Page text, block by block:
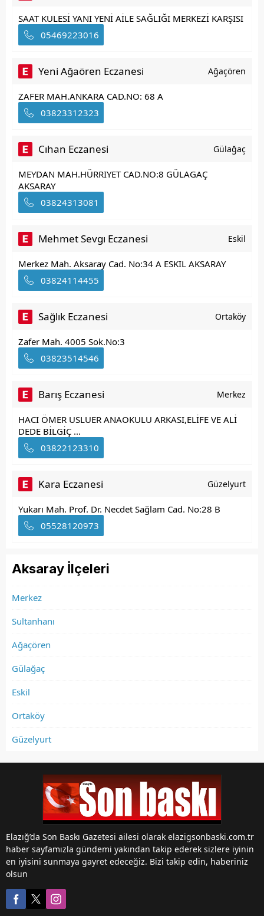
SAAT KULESİ YANI YENİ AİLE SAĞLIĞI MERKEZİ KARŞISI
05469223016
Yeni Ağaören Eczanesi Ağaçören
ZAFER MAH.ANKARA CAD.NO: 68 A
03823312323
Cıhan Eczanesi Gülağaç
MEYDAN MAH.HÜRRIYET CAD.NO:8 GÜLAGAÇ
AKSARAY
03824313081
Mehmet Sevgı Eczanesi Eskil
Merkez Mah. Aksaray Cad. No:34 A ESKIL AKSARAY
03824114455
Sağlık Eczanesi Ortaköy
Zafer Mah. 4005 Sok.No:3
03823514546
Barış Eczanesi Merkez
HACI ÖMER USLUER ANAOKULU ARKASI,ELİFE VE ALİ
DEDE BİLGİÇ ...
03822123310
Kara Eczanesi Güzelyurt
Yukarı Mah. Prof. Dr. Necdet Sağlam Cad. No:28 B
05528120973
Aksaray İlçeleri
Merkez
Sultanhanı
Ağaçören
Gülağaç
Eskil
Ortaköy
Güzelyurt
Elazığ’da Son Baskı Gazetesi ailesi olarak elazigsonbaski.com.tr
haber sayfamızla gündemi yakından takip ederek sizlere iyinin
en iyisini sunmaya gayret edeceğiz. Bizi takip edin, haberiniz
olsun